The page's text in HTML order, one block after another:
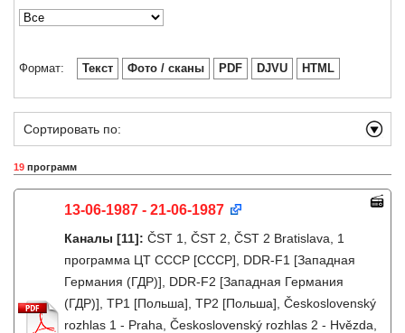
Формат: Текст Фото / сканы PDF DJVU HTML
Сортировать по:
19 программ
13-06-1987 - 21-06-1987
Каналы [11]: ČST 1, ČST 2, ČST 2 Bratislava, 1
программа ЦТ СССР [СССР], DDR-F1 [Западная
Германия (ГДР)], DDR-F2 [Западная Германия
(ГДР)], TP1 [Польша], TP2 [Польша], Československý
rozhlas 1 - Praha, Československý rozhlas 2 - Hvězda,